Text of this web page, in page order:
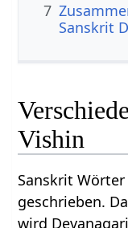
7
Sanskrit
Vishin
Sanskrit
geschrieben.
wird